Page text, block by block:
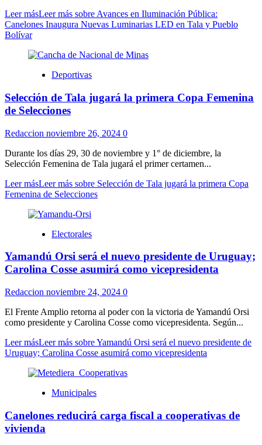
Leer másLeer más sobre Avances en Iluminación Pública:
Canelones Inaugura Nuevas Luminarias LED en Tala y Pueblo
Bolívar
Deportivas
Selección de Tala jugará la primera Copa Femenina
de Selecciones
Redaccion noviembre 26, 2024 0
Durante los días 29, 30 de noviembre y 1° de diciembre, la
Selección Femenina de Tala jugará el primer certamen...
Leer másLeer más sobre Selección de Tala jugará la primera Copa
Femenina de Selecciones
Electorales
Yamandú Orsi será el nuevo presidente de Uruguay;
Carolina Cosse asumirá como vicepresidenta
Redaccion noviembre 24, 2024 0
El Frente Amplio retorna al poder con la victoria de Yamandú Orsi
como presidente y Carolina Cosse como vicepresidenta. Según...
Leer másLeer más sobre Yamandú Orsi será el nuevo presidente de
Uruguay; Carolina Cosse asumirá como vicepresidenta
Municipales
Canelones reducirá carga fiscal a cooperativas de
vivienda